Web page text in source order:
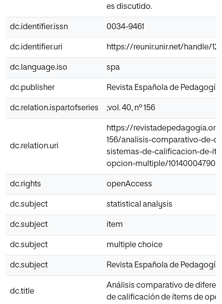
es discutido.
dc.identifier.issn 0034-9461
dc.identifier.uri https://reunir.unir.net/handle/
dc.language.iso spa
dc.publisher Revista Española de Pedagogía
dc.relation.ispartofseries ;vol. 40, nº 156
dc.relation.uri
https://
156/analisis-comparativo-de-
sistemas-de-calificacion-de-
opcion-multiple/
dc.rights openAccess
dc.subject statistical analysis
dc.subject item
dc.subject multiple choice
dc.subject Revista Española de Pedagogía
dc.title
Análisis comparativo de
de calificación de ítems de